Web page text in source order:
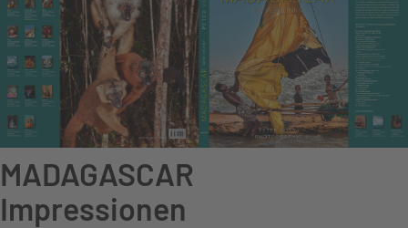
MADAGASCAR
Impressionen